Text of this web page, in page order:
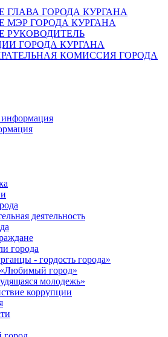
ГЛАВА ГОРОДА КУРГАНА
МЭР ГОРОДА КУРГАНА
РУКОВОДИТЕЛЬ
ГОРОДА КУРГАНА
КОМИССИЯ ГОРОДА
информация
деятельность
города
- гордость города»
город»
молодежь»
коррупции